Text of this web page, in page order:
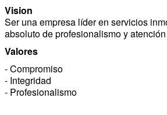
Vision
Ser una empresa líder en servicios
absoluto de profesionalismo y
Valores
- Compromiso
- Integridad
- Profesionalismo